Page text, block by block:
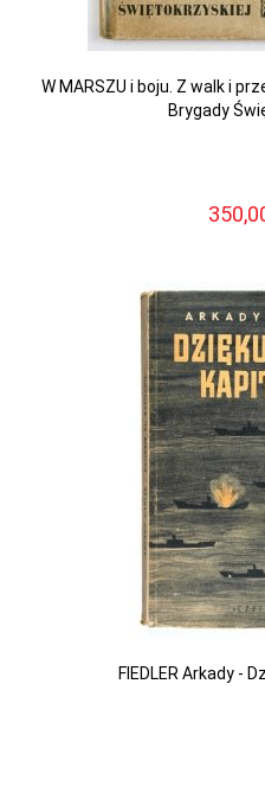
W MARSZU i boju. Z walk i
Brygady
350,
FIEDLER Arkady -